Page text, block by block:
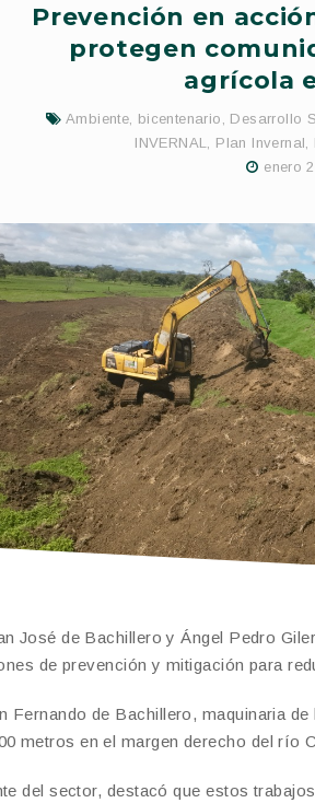
Prevención en
protegen
agrícola
Ambiente bicentenario Desarrollo
INVERNAL
Plan Invernal
enero
José de Bachillero y Ángel Pedro
de prevención y mitigación para
Fernando de Bachillero, maquinaria
metros en el margen derecho del río
del sector, destacó que estos